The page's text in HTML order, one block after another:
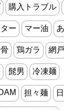
購入トラブル
ー マー油
鶏ガラ 網戸
髭男 冷凍麺
担々麺